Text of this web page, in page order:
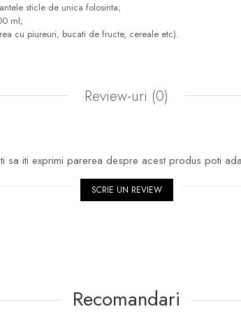
sticle de unica folosinta;
ml;
cu piureuri, bucati de fructe, cereale etc).
Review-uri (0)
sa iti exprimi parerea despre acest produs poti
SCRIE UN REVIEW
Recomandari